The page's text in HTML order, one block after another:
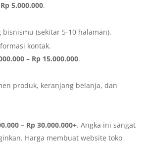
5.000.000.
(sekitar 5-10 halaman).
kontak.
– Rp 15.000.000.
produk, keranjang belanja, dan
– Rp 30.000.000+. Angka ini sangat
Harga membuat website toko